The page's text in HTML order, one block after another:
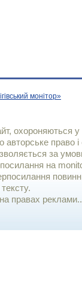
монітор»
охороняються у
право і
за
на
правах реклами..